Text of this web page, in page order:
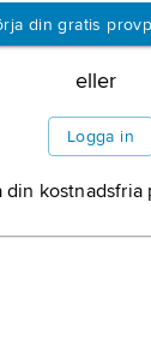
din gratis
eller
Logga in
din